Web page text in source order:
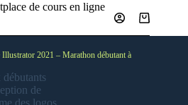
2021 – Marathon débutant à